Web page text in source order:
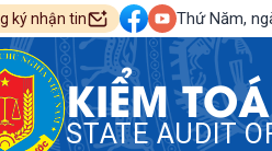
ký nhận tin Thứ Năm,
KIỂM
STATE AUDIT